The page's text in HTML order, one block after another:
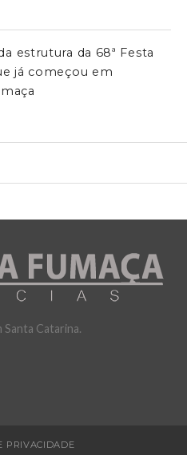
estrutura da 68ª Festa
já começou em
Santa Catarina.
PRIVACIDADE